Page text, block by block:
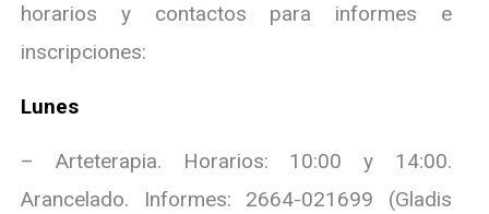
horarios y contactos para informes e
inscripciones:
Lunes
– Arteterapia. Horarios: 10:00 y 14:00.
Arancelado. Informes: 2664-021699 (Gladis